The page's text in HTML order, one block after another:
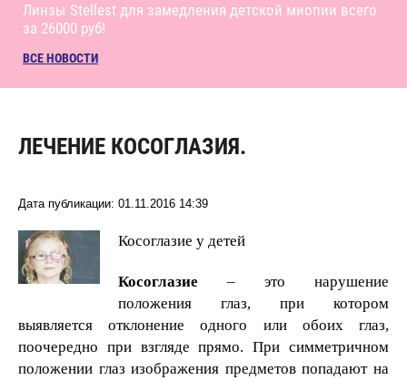
Линзы Stellest для замедления детской миопии всего
за 26000 руб!
ВСЕ НОВОСТИ
ЛЕЧЕНИЕ КОСОГЛАЗИЯ.
Дата публикации: 01.11.2016 14:39
Косоглазие у детей
Косоглазие – это нарушение
положения глаз, при котором
выявляется отклонение одного или обоих глаз,
поочередно при взгляде прямо. При симметричном
положении глаз изображения предметов попадают на